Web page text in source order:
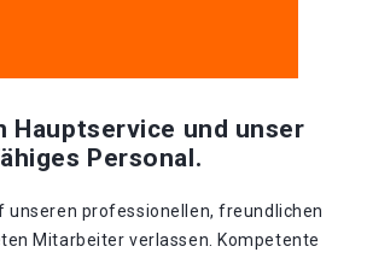
Hauptservice und unser
Personal.
unseren professionellen, freundlichen
Mitarbeiter verlassen. Kompetente